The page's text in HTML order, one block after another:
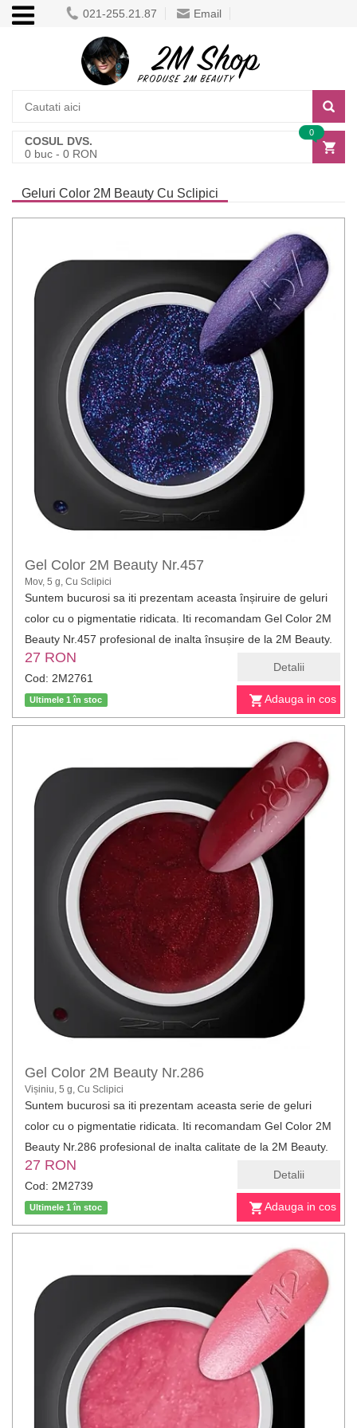
021-255.21.87 Email
COSUL DVS.
0 buc - 0 RON
0
Geluri Color 2M Beauty Cu Sclipici
Adauga in cos
Detalii
Gel Color 2M Beauty Nr.457
Mov, 5 g, Cu Sclipici
Suntem bucurosi sa iti prezentam aceasta înșiruire de geluri
color cu o pigmentatie ridicata. Iti recomandam Gel Color 2M
Beauty Nr.457 profesional de inalta însușire de la 2M Beauty.
27 RON
Cod: 2M2761
Ultimele 1 în stoc
Adauga in cos
Detalii
Gel Color 2M Beauty Nr.286
Vișiniu, 5 g, Cu Sclipici
Suntem bucurosi sa iti prezentam aceasta serie de geluri
color cu o pigmentatie ridicata. Iti recomandam Gel Color 2M
Beauty Nr.286 profesional de inalta calitate de la 2M Beauty.
27 RON
Cod: 2M2739
Ultimele 1 în stoc